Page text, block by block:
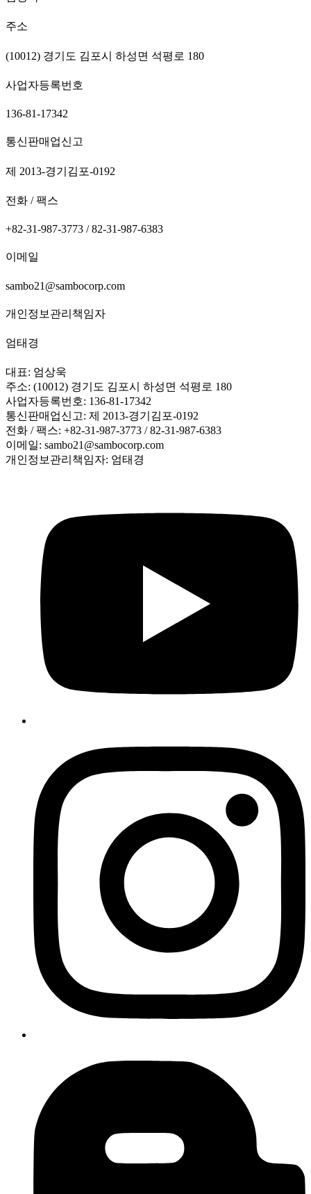
주소
(10012) 경기도 김포시 하성면 석평로 180
사업자등록번호
136-81-17342
통신판매업신고
제 2013-경기김포-0192
전화 / 팩스
+82-31-987-3773 / 82-31-987-6383
이메일
sambo21@sambocorp.com
개인정보관리책임자
엄태경
대표: 엄상욱
주소: (10012) 경기도 김포시 하성면 석평로 180
사업자등록번호: 136-81-17342
통신판매업신고: 제 2013-경기김포-0192
전화 / 팩스: +82-31-987-3773 / 82-31-987-6383
이메일: sambo21@sambocorp.com
개인정보관리책임자: 엄태경